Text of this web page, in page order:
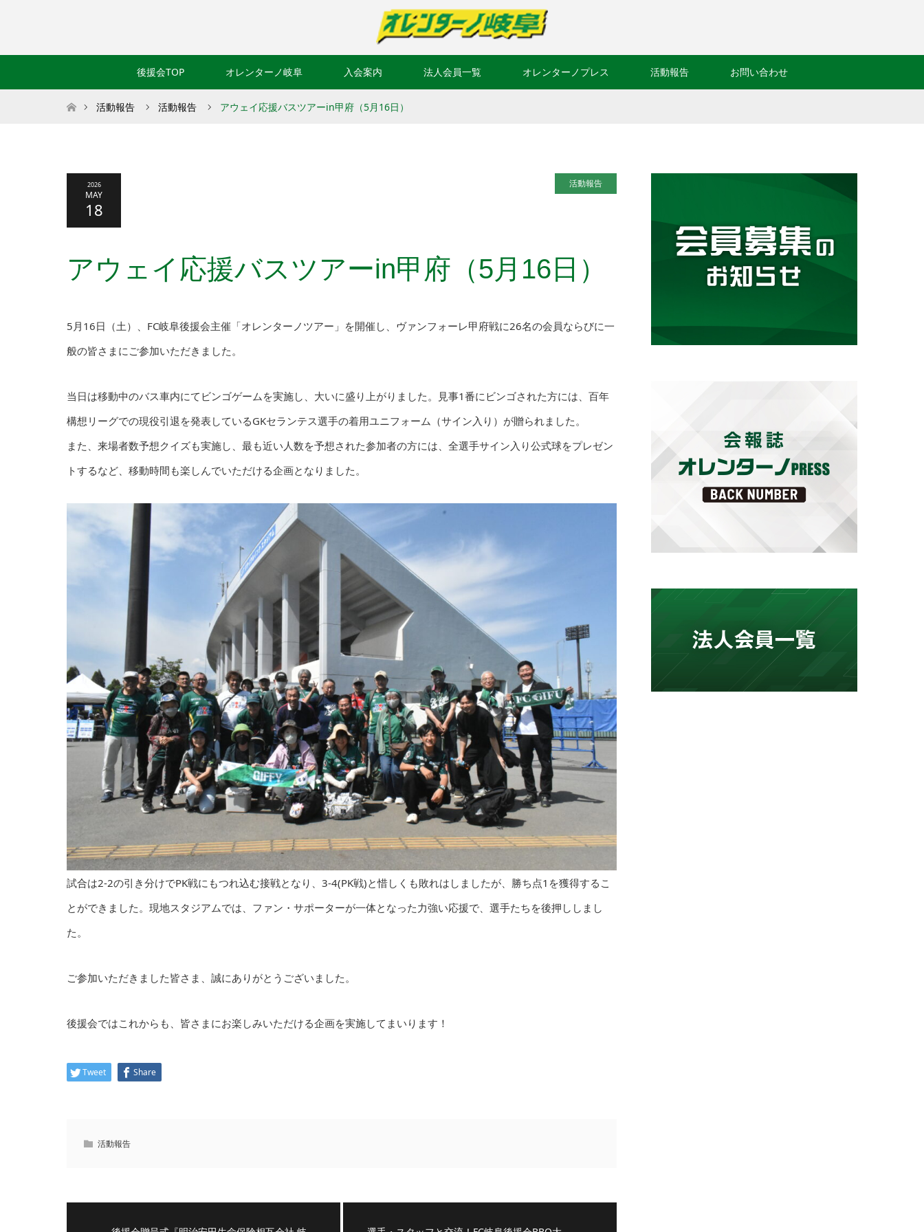
後援会TOP オレンターノ岐阜 入会案内 法人会員一覧 オレンターノプレス 活動報告 お問い合わせ
ホーム活動報告 活動報告 アウェイ応援バスツアーin甲府（5月16日）
2026
MAY
18
活動報告
アウェイ応援バスツアーin甲府（5月16日）
5月16日（土）、FC岐阜後援会主催「オレンターノツアー」を開催し、ヴァンフォーレ甲府戦に26名の会員ならびに一
般の皆さまにご参加いただきました。
当日は移動中のバス車内にてビンゴゲームを実施し、大いに盛り上がりました。見事1番にビンゴされた方には、百年
構想リーグでの現役引退を発表しているGKセランテス選手の着用ユニフォーム（サイン入り）が贈られました。
また、来場者数予想クイズも実施し、最も近い人数を予想された参加者の方には、全選手サイン入り公式球をプレゼン
トするなど、移動時間も楽しんでいただける企画となりました。
試合は2-2の引き分けでPK戦にもつれ込む接戦となり、3-4(PK戦)と惜しくも敗れはしましたが、勝ち点1を獲得するこ
とができました。現地スタジアムでは、ファン・サポーターが一体となった力強い応援で、選手たちを後押ししまし
た。
ご参加いただきました皆さま、誠にありがとうございました。
後援会ではこれからも、皆さまにお楽しみいただける企画を実施してまいります！
Tweet Share
活動報告